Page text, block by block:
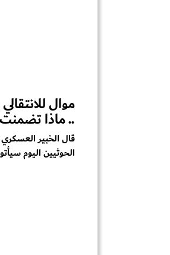
موال
.. ماذا
قال الخبير
الحوثيين اليوم